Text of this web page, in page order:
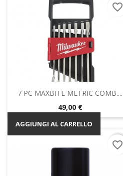
7 PC MAXBITE METRIC COMB....
Prezzo
49,00 €
AGGIUNGI AL CARRELLO
favorite_border
favorite_border